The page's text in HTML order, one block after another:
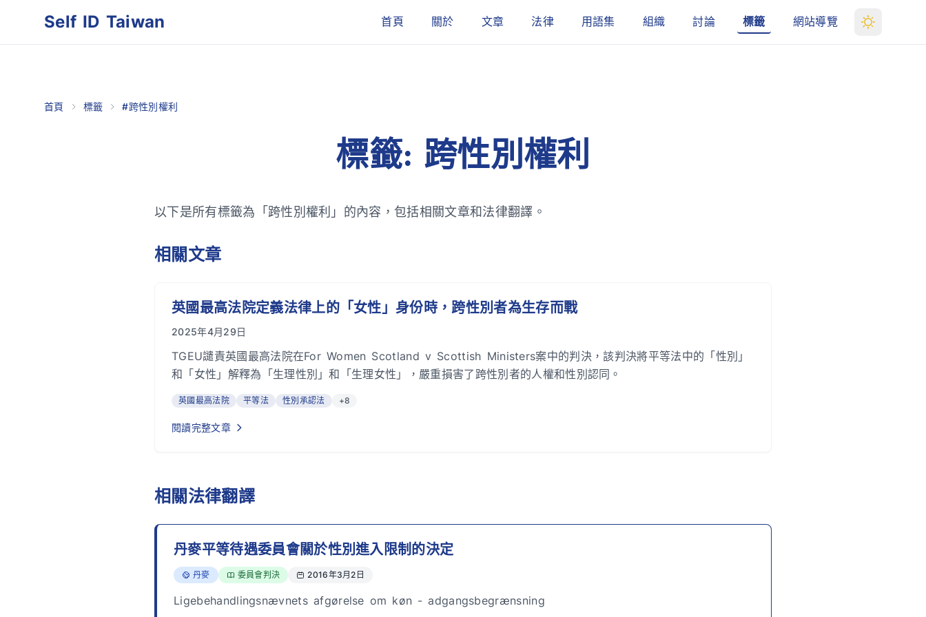
Self ID Taiwan 首頁 關於 文章 法律 用語集 組織 討論 標籤 網站導覽
首頁 標籤 #跨性別權利
標籤: 跨性別權利
以下是所有標籤為「跨性別權利」的內容，包括相關文章和法律翻譯。
相關文章
英國最高法院定義法律上的「女性」身份時，跨性別者為生存而戰
2025年4月29日
TGEU譴責英國最高法院在For Women Scotland v Scottish Ministers案中的判決，該判決將平等法中的「性別」
和「女性」解釋為「生理性別」和「生理女性」，嚴重損害了跨性別者的人權和性別認同。
英國最高法院 平等法 性別承認法 +8
閱讀完整文章
相關法律翻譯
丹麥平等待遇委員會關於性別進入限制的決定
國家：
丹麥 法律類型：
委員會判決 發布日期：
2016年3月2日
Ligebehandlingsnævnets afgørelse om køn -­ adgangsbegrænsning